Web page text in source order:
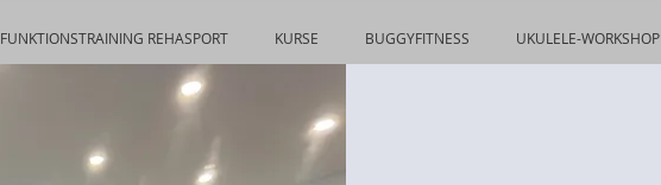
FUNKTIONSTRAINING REHASPORT KURSE BUGGYFITNESS UKULELE-WORKSHOP